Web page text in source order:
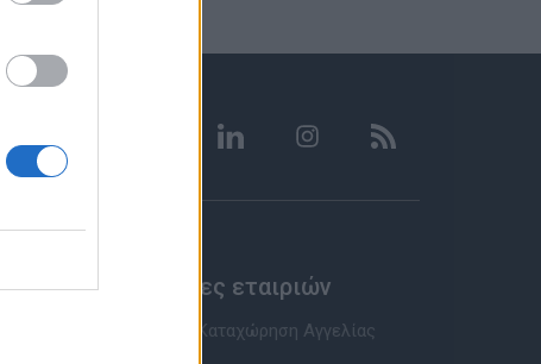
Υπηρεσίες εταιριών
Εγγραφή & Καταχώρηση Αγγελίας